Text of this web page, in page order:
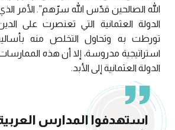
الله الصالحين قدّس الله سرّهم”. الأمر
الدولة العثمانية التي تعنصرت على
تورطت به وتحاول التخلص منه
استراتيجية مدروسة، إلا أن هذه
الدولة العثمانية إلى الأبد.
استهدفوا المدارس